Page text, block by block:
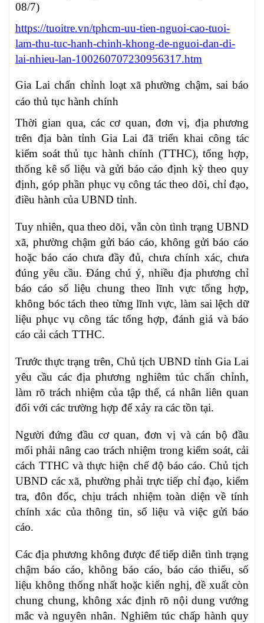
08/7)
https://tuoitre.vn/tphcm-uu-tien-nguoi-cao-tuoi-
lam-thu-tuc-hanh-chinh-khong-de-nguoi-dan-di-
lai-nhieu-lan-100260707230956317.htm
Gia Lai chấn chỉnh loạt xã phường chậm, sai báo
cáo thủ tục hành chính
Thời gian qua, các cơ quan, đơn vị, địa phương
trên địa bàn tỉnh Gia Lai đã triển khai công tác
kiểm soát thủ tục hành chính (TTHC), tổng hợp,
thống kê số liệu và gửi báo cáo định kỳ theo quy
định, góp phần phục vụ công tác theo dõi, chỉ đạo,
điều hành của UBND tỉnh.
Tuy nhiên, qua theo dõi, vẫn còn tình trạng UBND
xã, phường chậm gửi báo cáo, không gửi báo cáo
hoặc báo cáo chưa đầy đủ, chưa chính xác, chưa
đúng yêu cầu. Đáng chú ý, nhiều địa phương chỉ
báo cáo số liệu chung theo lĩnh vực tổng hợp,
không bóc tách theo từng lĩnh vực, làm sai lệch dữ
liệu phục vụ công tác tổng hợp, đánh giá và báo
cáo cải cách TTHC.
Trước thực trạng trên, Chủ tịch UBND tỉnh Gia Lai
yêu cầu các địa phương nghiêm túc chấn chỉnh,
làm rõ trách nhiệm của tập thể, cá nhân liên quan
đối với các trường hợp để xảy ra các tồn tại.
Người đứng đầu cơ quan, đơn vị và cán bộ đầu
mối phải nâng cao trách nhiệm trong kiểm soát, cải
cách TTHC và thực hiện chế độ báo cáo. Chủ tịch
UBND các xã, phường phải trực tiếp chỉ đạo, kiểm
tra, đôn đốc, chịu trách nhiệm toàn diện về tính
chính xác của thông tin, số liệu và việc gửi báo
cáo.
Các địa phương không được để tiếp diễn tình trạng
chậm báo cáo, không báo cáo, báo cáo thiếu, số
liệu không thống nhất hoặc kiến nghị, đề xuất còn
chung chung, không xác định rõ nội dung vướng
mắc và nguyên nhân. Nghiêm túc chấp hành quy